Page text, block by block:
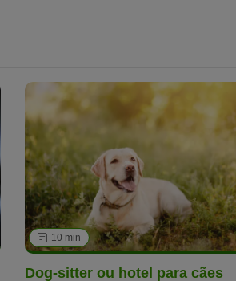
10 min
Dog-sitter ou hotel para cães